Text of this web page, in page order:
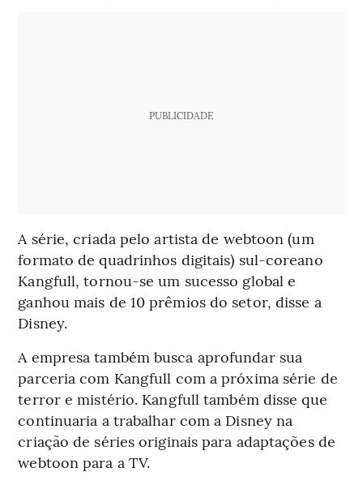
PUBLICIDADE
A série, criada pelo artista de webtoon (um
formato de quadrinhos digitais) sul-coreano
Kangfull, tornou-se um sucesso global e
ganhou mais de 10 prêmios do setor, disse a
Disney.
A empresa também busca aprofundar sua
parceria com Kangfull com a próxima série de
terror e mistério. Kangfull também disse que
continuaria a trabalhar com a Disney na
criação de séries originais para adaptações de
webtoon para a TV.